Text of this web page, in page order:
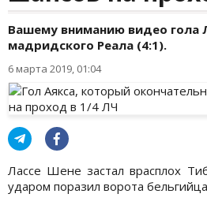
Вашему вниманию видео гола
мадридского Реала (4:1).
6 марта 2019, 01:04
Лассе Шене застал врасплох
ударом поразил ворота